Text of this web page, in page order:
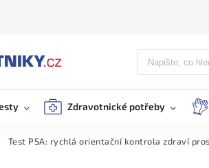
Zdravotnické potřeby
Test PSA: rychlá orientační kontrola zdraví